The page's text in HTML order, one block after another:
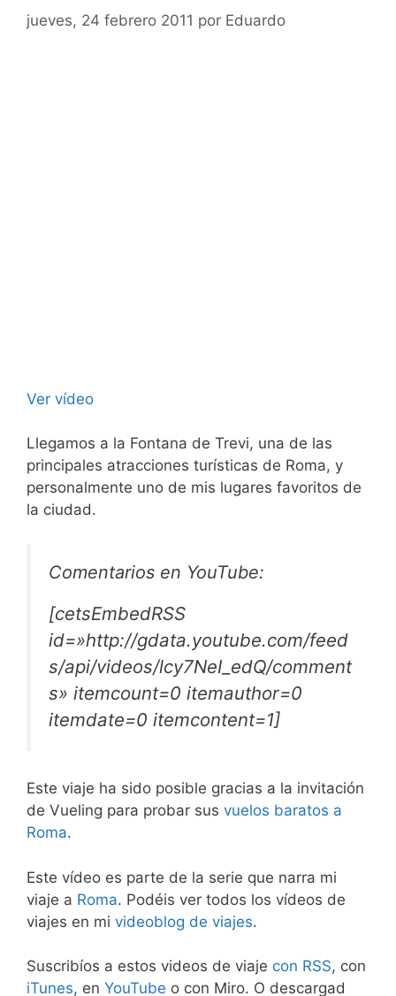
jueves, 24 febrero 2011 por Eduardo
Ver vídeo
Llegamos a la Fontana de Trevi, una de las
principales atracciones turísticas de Roma, y
personalmente uno de mis lugares favoritos de
la ciudad.
Comentarios en YouTube:
[cetsEmbedRSS
id=»http://gdata.youtube.com/feed
s/api/videos/lcy7NeI_edQ/comment
s» itemcount=0 itemauthor=0
itemdate=0 itemcontent=1]
Este viaje ha sido posible gracias a la invitación
de Vueling para probar sus vuelos baratos a
Roma.
Este vídeo es parte de la serie que narra mi
viaje a Roma. Podéis ver todos los vídeos de
viajes en mi videoblog de viajes.
Suscribíos a estos videos de viaje con RSS, con
iTunes, en YouTube o con Miro. O descargad